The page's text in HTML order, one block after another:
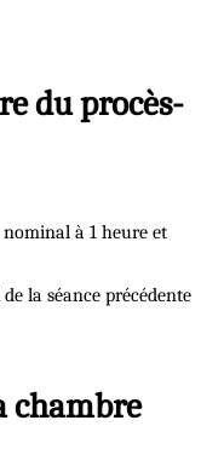
du procès-
nominal à 1 heure et
la séance précédente
chambre